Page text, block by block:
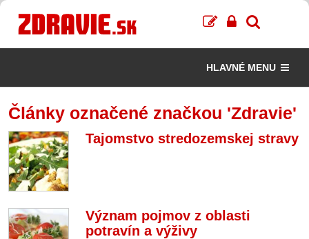
HLAVNÉ MENU
Články označené značkou 'Zdravie'
Tajomstvo stredozemskej stravy
Význam pojmov z oblasti
potravín a výživy